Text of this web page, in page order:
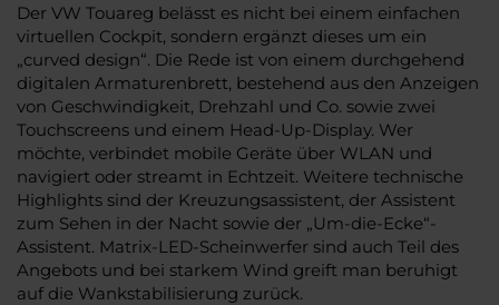
Der VW Touareg belässt es nicht bei einem einfachen
virtuellen Cockpit, sondern ergänzt dieses um ein
„curved design“. Die Rede ist von einem durchgehend
digitalen Armaturenbrett, bestehend aus den Anzeigen
von Geschwindigkeit, Drehzahl und Co. sowie zwei
Touchscreens und einem Head-Up-Display. Wer
möchte, verbindet mobile Geräte über WLAN und
navigiert oder streamt in Echtzeit. Weitere technische
Highlights sind der Kreuzungsassistent, der Assistent
zum Sehen in der Nacht sowie der „Um-die-Ecke“-
Assistent. Matrix-LED-Scheinwerfer sind auch Teil des
Angebots und bei starkem Wind greift man beruhigt
auf die Wankstabilisierung zurück.